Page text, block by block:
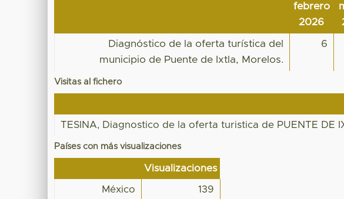
febrero
2026
Diagnóstico de la oferta turística del
municipio de Puente de Ixtla, Morelos.
6
Visitas al fichero
TESINA, Diagnostico de la oferta turistica de PUENTE DE
Países con más visualizaciones
Visualizaciones
México 139